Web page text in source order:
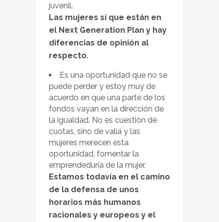
juvenil.
Las mujeres sí que están en
el Next Generation Plan y hay
diferencias de opinión al
respecto.
Es una oportunidad que no se
puede perder y estoy muy de
acuerdo en que una parte de los
fondos vayan en la dirección de
la igualdad. No es cuestión de
cuotas, sino de valía y las
mujeres merecen esta
oportunidad, fomentar la
emprendeduría de la mujer.
Estamos todavía en el camino
de la defensa de unos
horarios más humanos
racionales y europeos y el